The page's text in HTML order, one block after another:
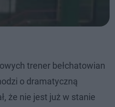
trener bełchatowian
o dramatyczną
że nie jest już w stanie